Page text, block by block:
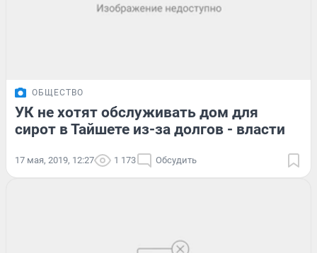
ОБЩЕСТВО
УК не хотят обслуживать дом для
сирот в Тайшете из-за долгов - власти
17 мая, 2019, 12:27 1 173 Обсудить